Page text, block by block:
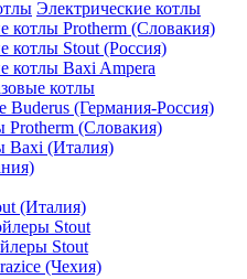
Электрические котлы
котлы Protherm (Словакия)
котлы Stout (Россия)
котлы Baxi Ampera
котлы
Buderus (Германия-Россия)
Protherm (Словакия)
Baxi (Италия)
(Италия)
Stout
Stout
(Чехия)